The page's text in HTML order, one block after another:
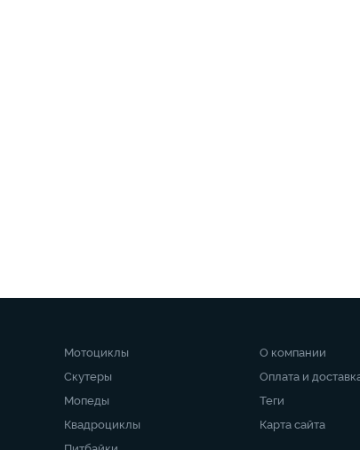
Мотоциклы
Скутеры
Мопеды
Квадроциклы
О компании
Оплата и
Теги
Карта сайта